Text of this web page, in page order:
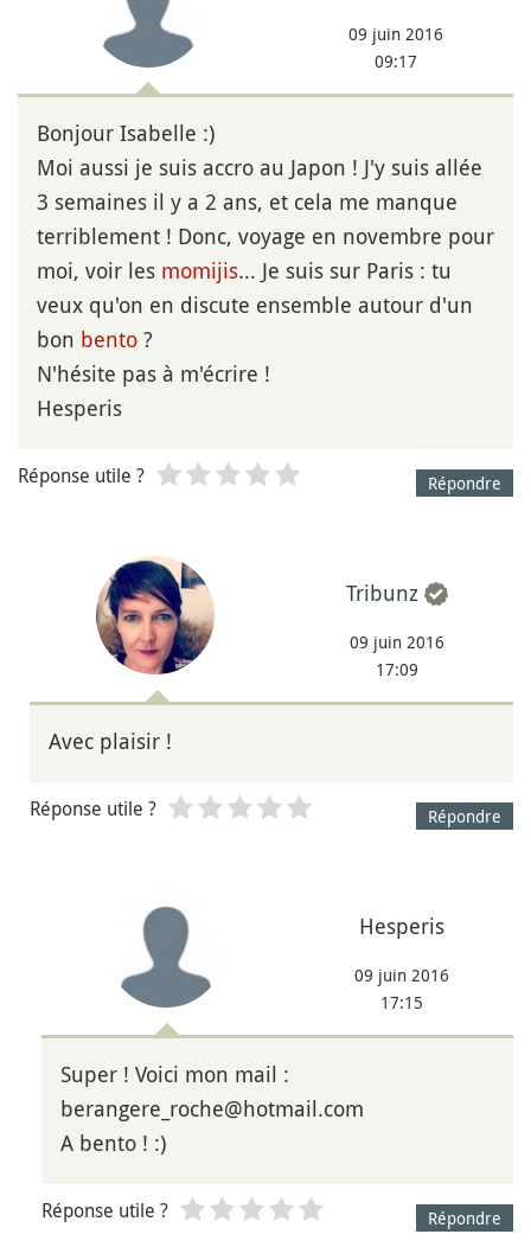
09 juin 2016
09:17
Bonjour Isabelle :)
Moi aussi je suis accro au Japon ! J'y suis allée
3 semaines il y a 2 ans, et cela me manque
terriblement ! Donc, voyage en novembre pour
moi, voir les momijis... Je suis sur Paris : tu
veux qu'on en discute ensemble autour d'un
bon bento ?
N'hésite pas à m'écrire !
Hesperis
Répondre
Réponse utile ?
Tribunz
09 juin 2016
17:09
Avec plaisir !
Répondre
Réponse utile ?
Hesperis
09 juin 2016
17:15
Super ! Voici mon mail :
berangere_roche@hotmail.com
A bento ! :)
Répondre
Réponse utile ?